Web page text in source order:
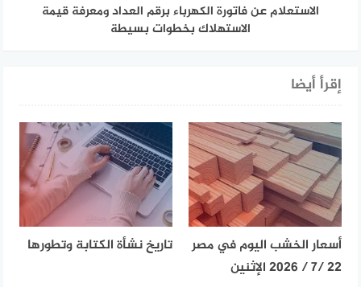
الاستعلام عن فاتورة الكهرباء برقم العداد ومعرفة قيمة
الاستهلاك بخطوات بسيطة
إقرأ أيضا
أسعار الخشب اليوم في مصر
22 /7 / 2026 الإثنين
تاريخ نشأة الكتابة وتطورها